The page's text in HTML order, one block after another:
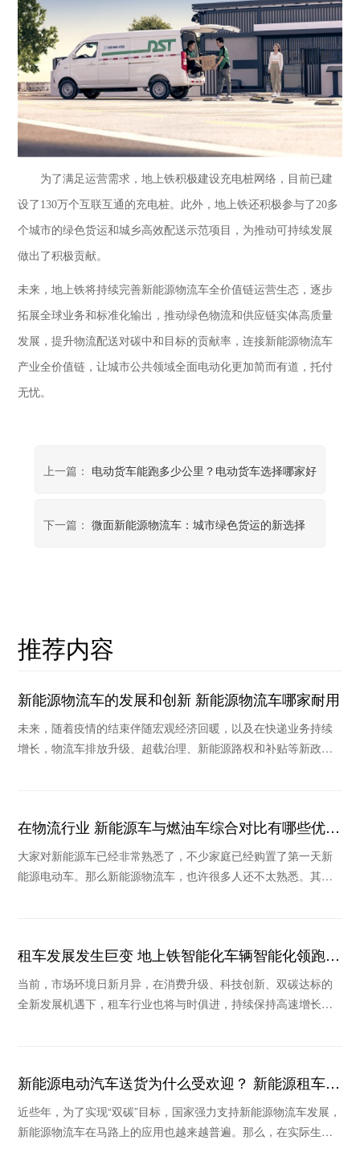
为了满足运营需求，地上铁积极建设充电桩网络，目前已建
设了 130万个互联互通的充电桩。此外，地上铁还积极参与了20多
个城市的绿色货运和城乡高效配送示范项目，为推动可持续发展
做出了积极贡献。
未来，地上铁将持续完善新能源物流车全价值链运营生态，逐步
拓展全球业务和标准化输出，推动绿色物流和供应链实体高质量
发展，提升物流配送对碳中和目标的贡献率，连接新能源物流车
产业全价值链，让城市公共领域全面电动化更加简而有道，托付
无忧。
上一篇： 电动货车能跑多少公里？电动货车选择哪家好
下一篇：微面新能源物流车：城市绿色货运的新选择
推荐内容
新能源物流车的发展和创新 新能源物流车哪家耐用
未来，随着疫情的结束伴随宏观经济回暖，以及在快递业务持续
增长，物流车排放升级、超载治理、新能源路权和补贴等新政策
在物流行业 新能源车与燃油车综合对比有哪些优
势？
大家对新能源车已经非常熟悉了，不少家庭已经购置了第一天新
能源电动车。那么新能源物流车，也许很多人还不太熟悉。其实
租车发展发生巨变 地上铁智能化车辆智能化领跑行
业
当前，市场环境日新月异，在消费升级、科技创新、双碳达标的
全新发展机遇下，租车行业也将与时俱进，持续保持高速增长。
新能源电动汽车送货为什么受欢迎？ 新能源租车公
司推荐哪个
近些年，为了实现“双碳”目标，国家强力支持新能源物流车发展，
新能源物流车在马路上的应用也越来越普遍。那么，在实际生活